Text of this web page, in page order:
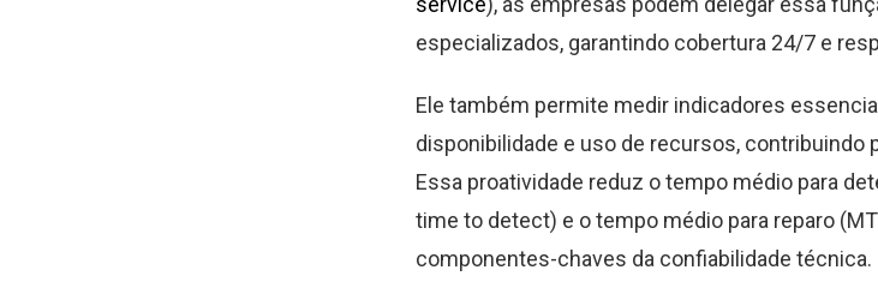
especializados, garantindo cobertura 24/7 e
Ele também permite medir indicadores
disponibilidade e uso de recursos, contribuindo
Essa proatividade reduz o tempo médio para
time to detect) e o tempo médio para reparo
componentes-chaves da confiabilidade técnica.